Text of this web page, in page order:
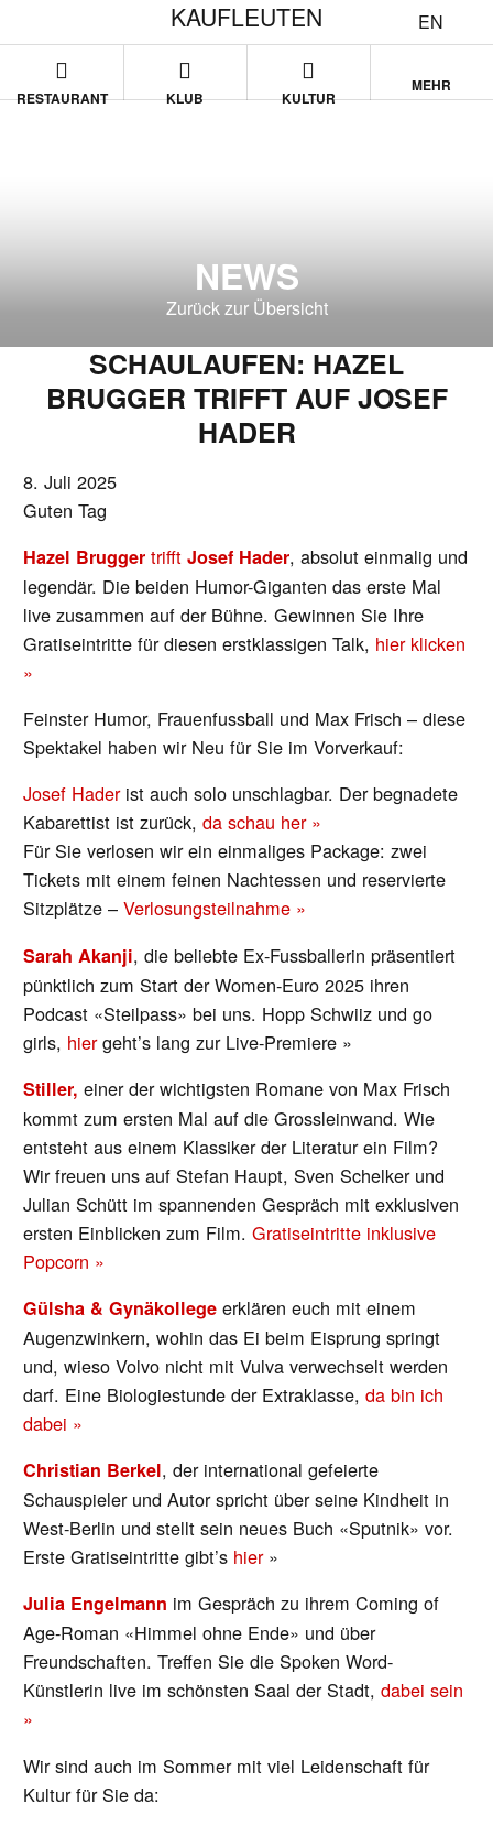
EN
KAUFLEUTEN
RESTAURANT KLUB KULTUR
MEHR
NEWS
Zurück zur Übersicht
SCHAULAUFEN: HAZEL
BRUGGER TRIFFT AUF JOSEF
HADER
8. Juli 2025
Guten Tag
Hazel Brugger trifftJosef Hader, absolut einmalig und
legendär. Die beiden Humor-Giganten das erste Mal
live zusammen auf der Bühne. Gewinnen Sie Ihre
Gratiseintritte für diesen erstklassigen Talk, hier klicken
»
Feinster Humor, Frauenfussball und Max Frisch – diese
Spektakel haben wir Neu für Sie im Vorverkauf:
Josef Haderist auch solo unschlagbar. Der begnadete
Kabarettist ist zurück,da schau her »
Für Sie verlosen wir ein einmaliges Package: zwei
Tickets mit einem feinen Nachtessen und reservierte
Sitzplätze –Verlosungsteilnahme »
Sarah Akanji, die beliebte Ex-Fussballerin präsentiert
pünktlich zum Start der Women-Euro 2025 ihren
Podcast «Steilpass» bei uns. Hopp Schwiiz und go
girls, hiergeht’s lang zur Live-Premiere »
Stiller, einer der wichtigsten Romane von Max Frisch
kommt zum ersten Mal auf die Grossleinwand. Wie
entsteht aus einem Klassiker der Literatur ein Film?
Wir freuen uns auf Stefan Haupt, Sven Schelker und
Julian Schütt im spannenden Gespräch mit exklusiven
ersten Einblicken zum Film.Gratiseintritte inklusive
Popcorn »
Gülsha & Gynäkollegeerklären euch mit einem
Augenzwinkern, wohin das Ei beim Eisprung springt
und, wieso Volvo nicht mit Vulva verwechselt werden
darf. Eine Biologiestunde der Extraklasse,da bin ich
dabei »
Christian Berkel, der international gefeierte
Schauspieler und Autor spricht über seine Kindheit in
West-Berlin und stellt sein neues Buch «Sputnik» vor.
Erste Gratiseintritte gibt’s hier»
Julia Engelmann im Gespräch zu ihrem Coming of
Age-Roman «Himmel ohne Ende» und über
Freundschaften. Treffen Sie die Spoken Word-
Künstlerin live im schönsten Saal der Stadt,dabei sein
»
Wir sind auch im Sommer mit viel Leidenschaft für
Kultur für Sie da: